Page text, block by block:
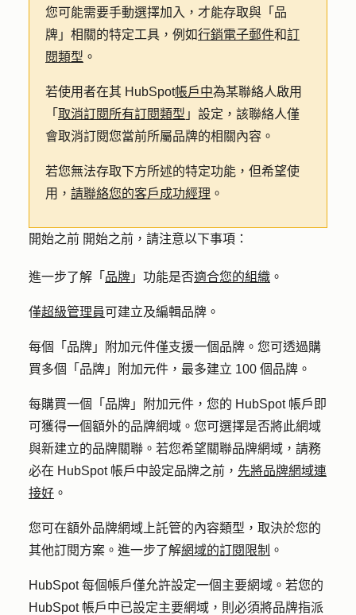
您可能需要手動選擇加入，才能存取與「品
牌」相關的特定工具，例如行銷電子郵件和訂
閱類型 。
若使用者在其 HubSpot帳戶中為某聯絡人啟用
「 取消訂閱所有訂閱類型 」設定， 該聯絡人僅
會取消訂閱您當前所屬品牌的相關內容。
若您無法存取下方所述的特定功能，但希望使
用， 請聯絡您的客戶成功經理 。
開始之前 開始之前，請注意以下事項：
進一步了解「 品牌 」功能是否適合您的組織 。
僅超級管理員可建立及編輯品牌。
每個「品牌」附加元件僅支援一個品牌。您可透過購
買多個「品牌」附加元件，最多建立 100 個品牌。
每購買一個 「品牌」附加元件 ，您的 HubSpot 帳戶即
可獲得一個額外的品牌網域。您可選擇是否將此網域
與新建立的品牌關聯。若您希望關聯品牌網域，請務
必在 HubSpot 帳戶中設定品牌之前， 先將品牌網域連
接好 。
您可在額外品牌網域上託管的內容類型，取決於您的
其他訂閱方案。進一步了解網域的訂閱限制 。
HubSpot 每個帳戶僅允許設定一個主要網域。若您的
HubSpot 帳戶中已設定主要網域，則必須將品牌指派